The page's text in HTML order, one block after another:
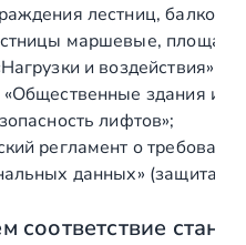
лестниц,
маршевые,
и воздействия»
здания и
лифтов»;
регламент о
данных» (защита
соответствие